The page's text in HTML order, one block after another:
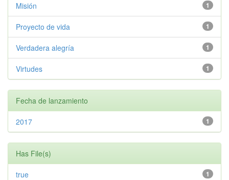
1
Misión
1
Proyecto de vida
1
Verdadera alegría
1
Virtudes
Fecha de lanzamiento
1
2017
Has File(s)
1
true